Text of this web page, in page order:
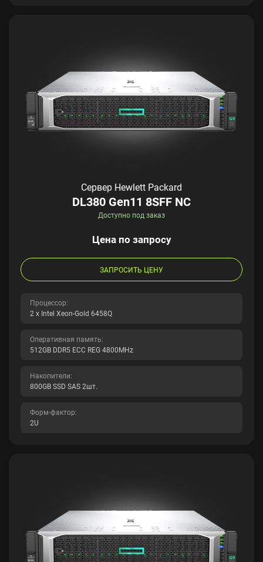
Сервер Hewlett Packard
DL380 Gen11 8SFF NC
Доступно под заказ
Цена по запросу
ЗАПРОСИТЬ ЦЕНУ
Процессор:
2 x Intel Xeon-Gold 6458Q
Оперативная память:
512GB DDR5 ECC REG 4800MHz
Накопители:
800GB SSD SAS 2шт.
Форм-фактор:
2U